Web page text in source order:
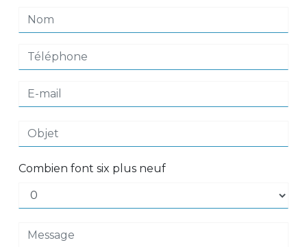
Combien font six plus neuf